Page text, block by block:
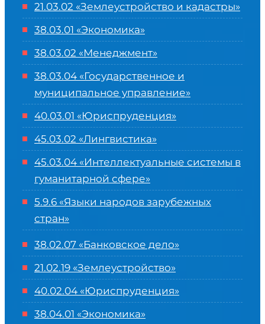
21.03.02 «Землеустройство и кадастры»
38.03.01 «Экономика»
38.03.02 «Менеджмент»
38.03.04 «Государственное и
муниципальное управление»
40.03.01 «Юриспруденция»
45.03.02 «Лингвистика»
45.03.04 «Интеллектуальные системы в
гуманитарной сфере»
5.9.6 «Языки народов зарубежных
стран»
38.02.07 «Банковское дело»
21.02.19 «Землеустройство»
40.02.04 «Юриспруденция»
38.04.01 «Экономика»